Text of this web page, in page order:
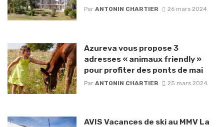
Par ANTONIN CHARTIER 26 mars 2024
Azureva vous propose 3
adresses « animaux friendly »
pour profiter des ponts de mai
Par ANTONIN CHARTIER 25 mars 2024
AVIS Vacances de ski au MMV La